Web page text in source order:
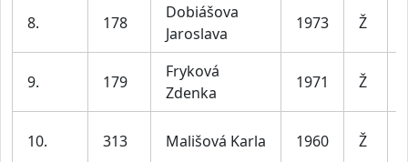
8. 178
Dobiášova
Jaroslava
1973 Ž
9. 179
Fryková
Zdenka
1971 Ž
10. 313 Mališová Karla 1960 Ž